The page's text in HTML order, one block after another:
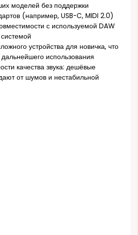
моделей без поддержки
(например, USB-C, MIDI 2.0)
с используемой DAW
устройства для новичка, что
дальнейшего использования
качества звука: дешёвые
от шумов и нестабильной